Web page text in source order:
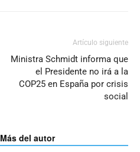
Artículo siguiente
Ministra Schmidt informa que
el Presidente no irá a la
COP25 en España por crisis
social
Más del autor